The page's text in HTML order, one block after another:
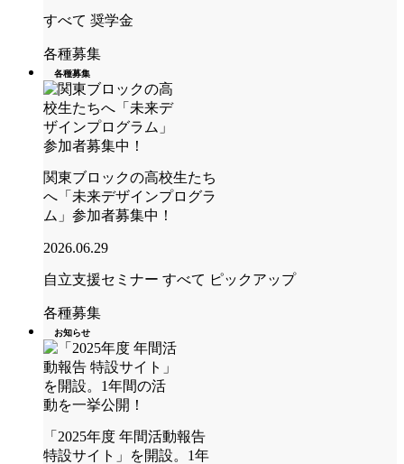
すべて 奨学金
各種募集
各種募集
関東ブロックの高校生たち
へ「未来デザインプログラ
ム」参加者募集中！
2026.06.29
自立支援セミナー すべて ピックアップ
各種募集
お知らせ
「2025年度 年間活動報告
特設サイト」を開設。1年